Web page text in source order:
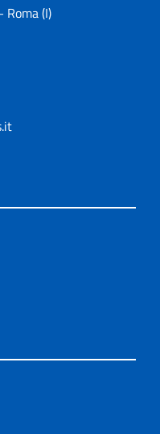
Roma (I)